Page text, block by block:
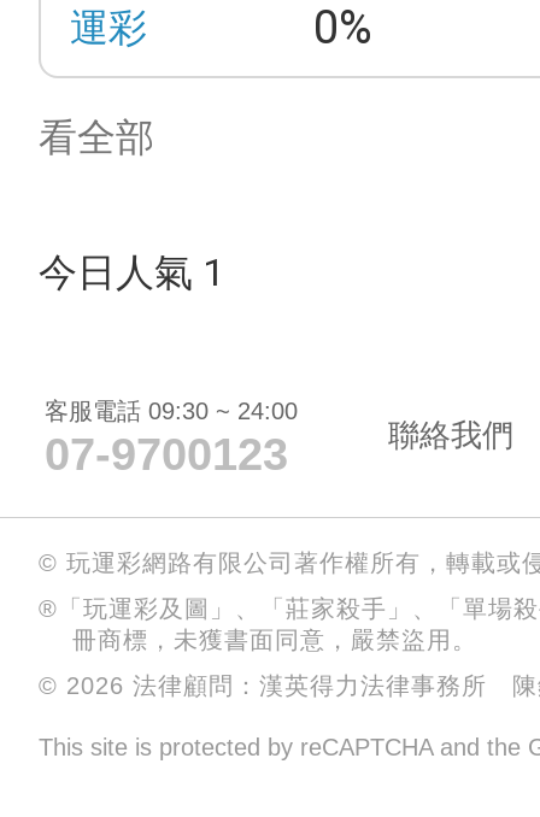
運彩 0%
看全部
今日人氣 1
客服電話 09:30 ~ 24:00
07-9700123 聯絡我們
© 玩運彩網路有限公司著作權所有，轉載或
®「玩運彩及圖」、「莊家殺手」、「單場
冊商標，未獲書面同意，嚴禁盜用。
© 2026 法律顧問：漢英得力法律事務所 陳
This site is protected by reCAPTCHA and the